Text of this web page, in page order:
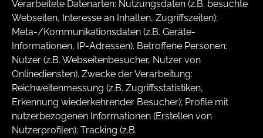
Verarbeitete Datenarten: Nutzungsdaten (z.B. besuchte
Webseiten, Interesse an Inhalten, Zugriffszeiten);
Meta-/Kommunikationsdaten (z.B. Geräte-
Informationen, IP-Adressen). Betroffene Personen:
Nutzer (z.B. Webseitenbesucher, Nutzer von
Onlinediensten). Zwecke der Verarbeitung:
Reichweitenmessung (z.B. Zugriffsstatistiken,
Erkennung wiederkehrender Besucher); Profile mit
nutzerbezogenen Informationen (Erstellen von
Nutzerprofilen); Tracking (z.B.